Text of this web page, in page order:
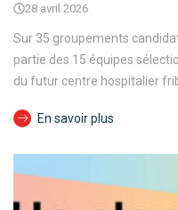
28 avril 2026
Sur 35 groupements
partie des 15 équipes
du futur centre hospitalier
En savoir plus